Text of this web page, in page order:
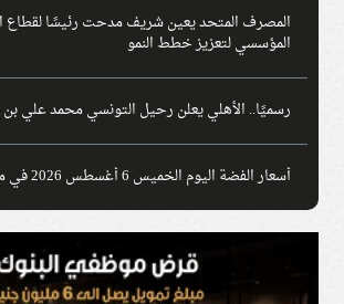
المصرف المتحد يعين شريف مدحت رئيسًا لقطاع
المؤسسي لتعزيز خطط النمو
رسميًا.. الأهلي يعلن رحيل التونسي محمد علي
أسعار الفضة اليوم الخميس 6 أغسطس 2026 في مصر